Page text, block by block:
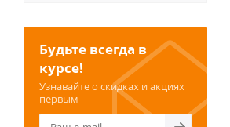
Будьте всегда в
курсе!
Узнавайте о скидках и акциях
первым